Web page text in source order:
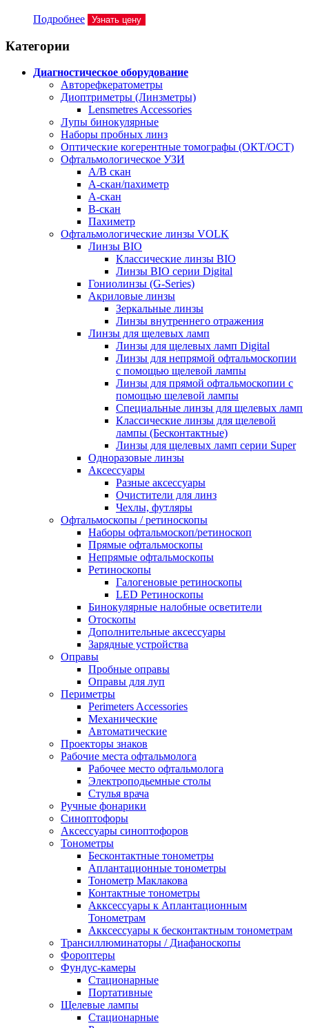
Подробнее Узнать цену
Категории
Диагностическое оборудование
Авторефкератометры
Диоптриметры (Линзметры)
Lensmetres Accessories
Лупы бинокулярные
Наборы пробных линз
Оптические когерентные томографы (ОКТ/ОСТ)
Офтальмологическое УЗИ
A/B скан
A-скан/пахиметр
A-скан
B-скан
Пахиметр
Офтальмологические линзы VOLK
Линзы BIO
Классические линзы BIO
Линзы BIO серии Digital
Гониолинзы (G-Series)
Акриловые линзы
Зеркальные линзы
Линзы внутреннего отражения
Линзы для щелевых ламп
Линзы для щелевых ламп Digital
Линзы для непрямой офтальмоскопии
с помощью щелевой лампы
Линзы для прямой офтальмоскопии с
помощью щелевой лампы
Специальные линзы для щелевых ламп
Классические линзы для щелевой
лампы (Бесконтактные)
Линзы для щелевых ламп серии Super
Одноразовые линзы
Аксессуары
Разные аксессуары
Очистители для линз
Чехлы, футляры
Офтальмоскопы / ретиноскопы
Наборы офтальмоскоп/ретиноскоп
Прямые офтальмоскопы
Непрямые офтальмоскопы
Ретиноскопы
Галогеновые ретиноскопы
LED Ретиноскопы
Бинокулярные налобные осветители
Отоскопы
Дополнительные аксессуары
Зарядные устройства
Оправы
Пробные оправы
Оправы для луп
Периметры
Perimeters Accessories
Механические
Автоматические
Проекторы знаков
Рабочие места офтальмолога
Рабочее место офтальмолога
Электроподьемные столы
Стулья врача
Ручные фонарики
Синоптофоры
Аксессуары синоптофоров
Тонометры
Бесконтактные тонометры
Аплантационные тонометры
Тонометр Маклакова
Контактные тонометры
Акксессуары к Аплантационным
Тонометрам
Акксессуары к бесконтактным тонометрам
Трансиллюминаторы / Диафаноскопы
Фороптеры
Фундус-камеры
Стационарные
Портативные
Щелевые лампы
Стационарные